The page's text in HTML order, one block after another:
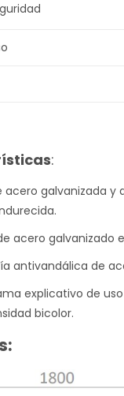
:
acero galvanizada
acero galvanizado
antivandálica de
explicativo de
bicolor.